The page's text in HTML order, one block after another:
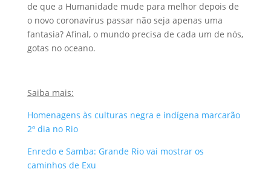
de que a Humanidade mude para melhor depois de
o novo coronavírus passar não seja apenas uma
fantasia? Afinal, o mundo precisa de cada um de nós,
gotas no oceano.
Saiba mais:
Homenagens às culturas negra e indígena marcarão
2º dia no Rio
Enredo e Samba: Grande Rio vai mostrar os
caminhos de Exu